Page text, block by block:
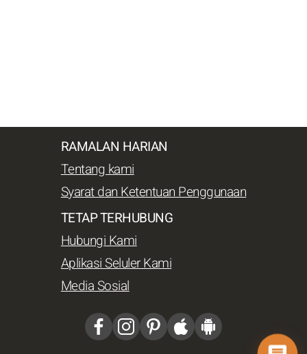
RAMALAN HARIAN
Tentang kami
Syarat dan Ketentuan Penggunaan
TETAP TERHUBUNG
Hubungi Kami
Aplikasi Seluler Kami
Media Sosial